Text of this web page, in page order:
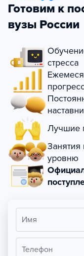
Готовим к
вузы России
стресса
Лучшие
Занятия
уровню
Имя
Телефон